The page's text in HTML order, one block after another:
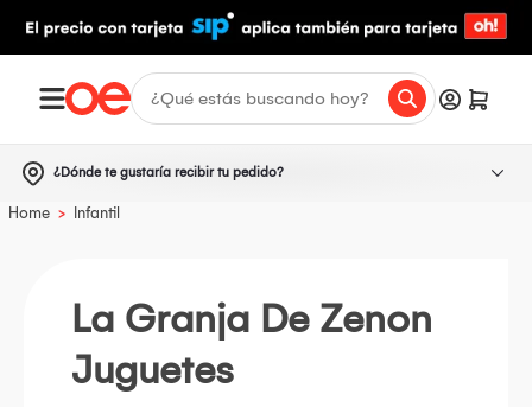
¿Dónde te gustaría recibir tu pedido?
Home > Infantil
La Granja De Zenon
Juguetes